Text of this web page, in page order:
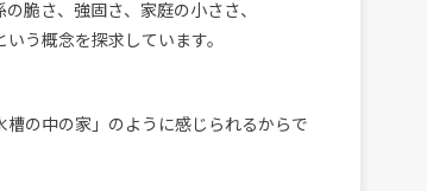
脆さ、強固さ、家庭の小ささ、
う概念を探求しています。
の中の家」のように感じられるからで